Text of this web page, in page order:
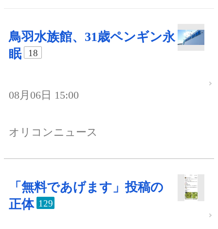
鳥羽水族館、31歳ペンギン永
眠
18
08月06日 15:00
オリコンニュース
「無料であげます」投稿の
正体 129